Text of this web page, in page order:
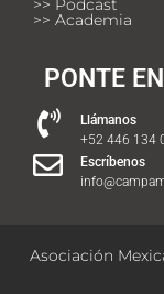
>> Podcast
>> Academia
PONTE
Llámanos
+52 446 134
Escríbenos
Asociación